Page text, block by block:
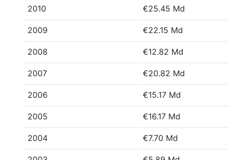
2010 €25.45 Md
2009 €22.15 Md
2008 €12.82 Md
2007 €20.82 Md
2006 €15.17 Md
2005 €16.17 Md
2004 €7.70 Md